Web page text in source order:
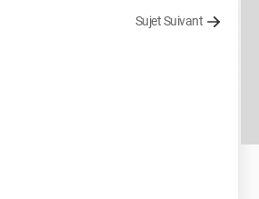
Sujet Suivant